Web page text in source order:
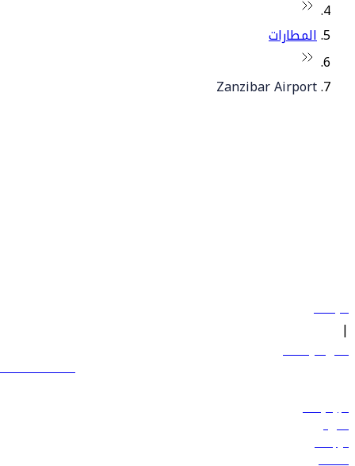
المطارات
Zanzibar Airport
سياساتنا
|
الشروط والأحكام
600 544 445
حجز الرحلات
العروض
الوجهات
الأمتعة